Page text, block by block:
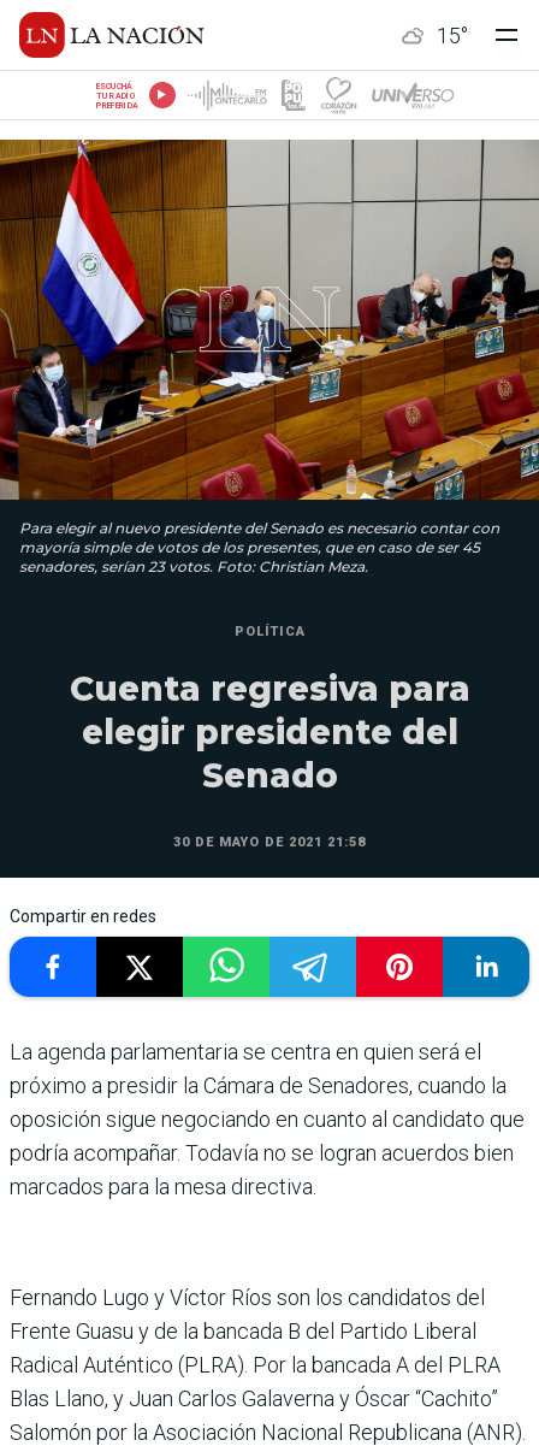
15°
ESCUCHÁ
TU RADIO
PREFERIDA
Para elegir al nuevo presidente del Senado es necesario contar con
mayoría simple de votos de los presentes, que en caso de ser 45
senadores, serían 23 votos. Foto: Christian Meza.
POLÍTICA
Cuenta regresiva para
elegir presidente del
Senado
30 DE MAYO DE 2021 21:58
Compartir en redes
La agenda parlamentaria se centra en quien será el
próximo a presidir la Cámara de Senadores, cuando la
oposición sigue negociando en cuanto al candidato que
podría acompañar. Todavía no se logran acuerdos bien
marcados para la mesa directiva.
Fernando Lugo y Víctor Ríos son los candidatos del
Frente Guasu y de la bancada B del Partido Liberal
Radical Auténtico (PLRA). Por la bancada A del PLRA
Blas Llano, y Juan Carlos Galaverna y Óscar “Cachito”
Salomón por la Asociación Nacional Republicana (ANR).